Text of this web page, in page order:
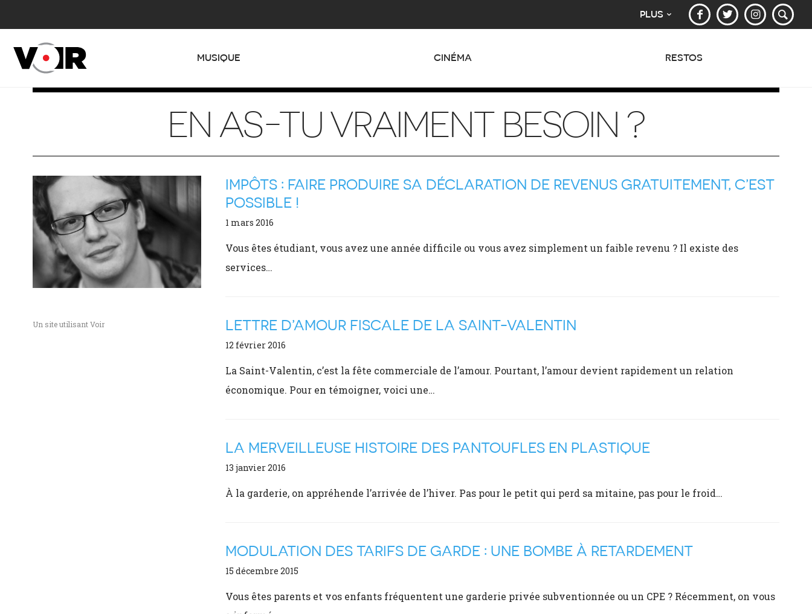
PLUS
MUSIQUE CINÉMA RESTOS
EN AS-TU VRAIMENT BESOIN ?
Un site utilisant Voir
IMPÔTS : FAIRE PRODUIRE SA DÉCLARATION DE REVENUS GRATUITEMENT, C’EST
POSSIBLE !
1 mars 2016
Vous êtes étudiant, vous avez une année difficile ou vous avez simplement un faible revenu ? Il existe des
services…
LETTRE D’AMOUR FISCALE DE LA SAINT-VALENTIN
12 février 2016
La Saint-Valentin, c’est la fête commerciale de l’amour. Pourtant, l’amour devient rapidement un relation
économique. Pour en témoigner, voici une…
LA MERVEILLEUSE HISTOIRE DES PANTOUFLES EN PLASTIQUE
13 janvier 2016
À la garderie, on appréhende l’arrivée de l’hiver. Pas pour le petit qui perd sa mitaine, pas pour le froid…
MODULATION DES TARIFS DE GARDE : UNE BOMBE À RETARDEMENT
15 décembre 2015
Vous êtes parents et vos enfants fréquentent une garderie privée subventionnée ou un CPE ? Récemment, on vous